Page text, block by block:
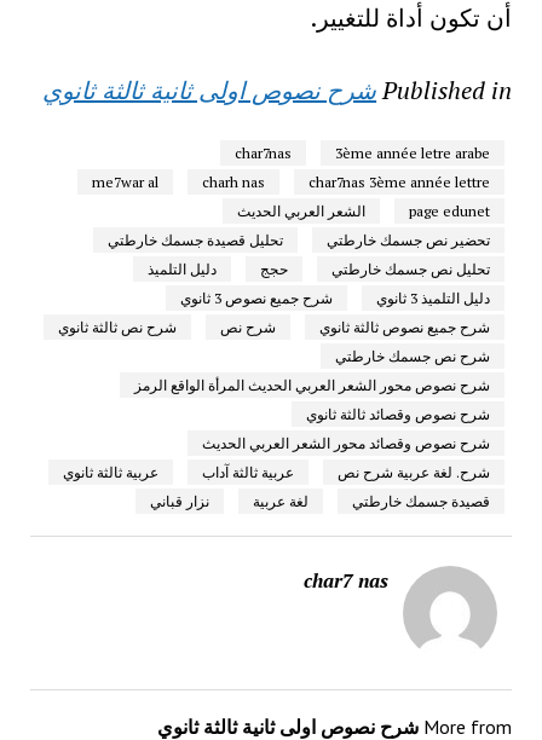
أن تكون أداة للتغيير.
Published inشرح نصوص اولى ثانية ثالثة ثانوي
3ème année letre arabe
char7nas
char7nas 3ème année lettre
charh nas
me7war al
page edunet
الشعر العربي الحديث
تحضير نص جسمك خارطتي
تحليل قصيدة جسمك خارطتي
تحليل نص جسمك خارطتي
حجج
دليل التلميذ
دليل التلميذ 3 ثانوي
شرح جميع نصوص 3 ثانوي
شرح جميع نصوص ثالثة ثانوي
شرح نص
شرح نص ثالثة ثانوي
شرح نص جسمك خارطتي
شرح نصوص محور الشعر العربي الحديث المرأة الواقع الرمز
شرح نصوص وقصائد ثالثة ثانوي
شرح نصوص وقصائد محور الشعر العربي الحديث
شرح. لغة عربية شرح نص
عربية ثالثة آداب
عربية ثالثة ثانوي
قصيدة جسمك خارطتي
لغة عربية نزار قباني
char7 nas
More from شرح نصوص اولى ثانية ثالثة ثانوي